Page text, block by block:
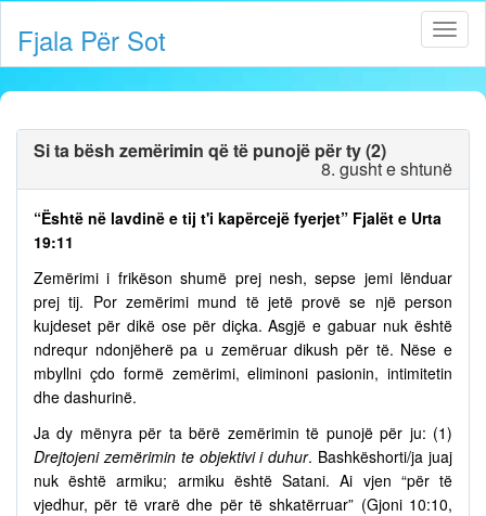
Fjala Për Sot
Si ta bësh zemërimin që të punojë për ty (2)
8. gusht e shtunë
“Është në lavdinë e tij t'i kapërcejë fyerjet” Fjalët e Urta
19:11
Zemërimi i frikëson shumë prej nesh, sepse jemi lënduar
prej tij. Por zemërimi mund të jetë provë se një person
kujdeset për dikë ose për diçka. Asgjë e gabuar nuk është
ndrequr ndonjëherë pa u zemëruar dikush për të. Nëse e
mbyllni çdo formë zemërimi, eliminoni pasionin, intimitetin
dhe dashurinë.
Ja dy mënyra për ta bërë zemërimin të punojë për ju: (1)
Drejtojeni zemërimin te objektivi i duhur. Bashkëshorti/ja juaj
nuk është armiku; armiku është Satani. Ai vjen “për të
vjedhur, për të vrarë dhe për të shkatërruar” (Gjoni 10:10,